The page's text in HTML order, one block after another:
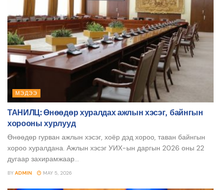
МЭДЭЭ
ТАНИЛЦ: Өнөөдөр хуралдах ажлын хэсэг, байнгын
хорооны хурлууд
Өнөөдөр гурван ажлын хэсэг, хоёр дэд хороо, таван байнгын
хороо хуралдана. Ажлын хэсэг УИХ-ын даргын 2026 оны 22
дугаар захирамжаар...
BY ADMIN MAY 5, 2026